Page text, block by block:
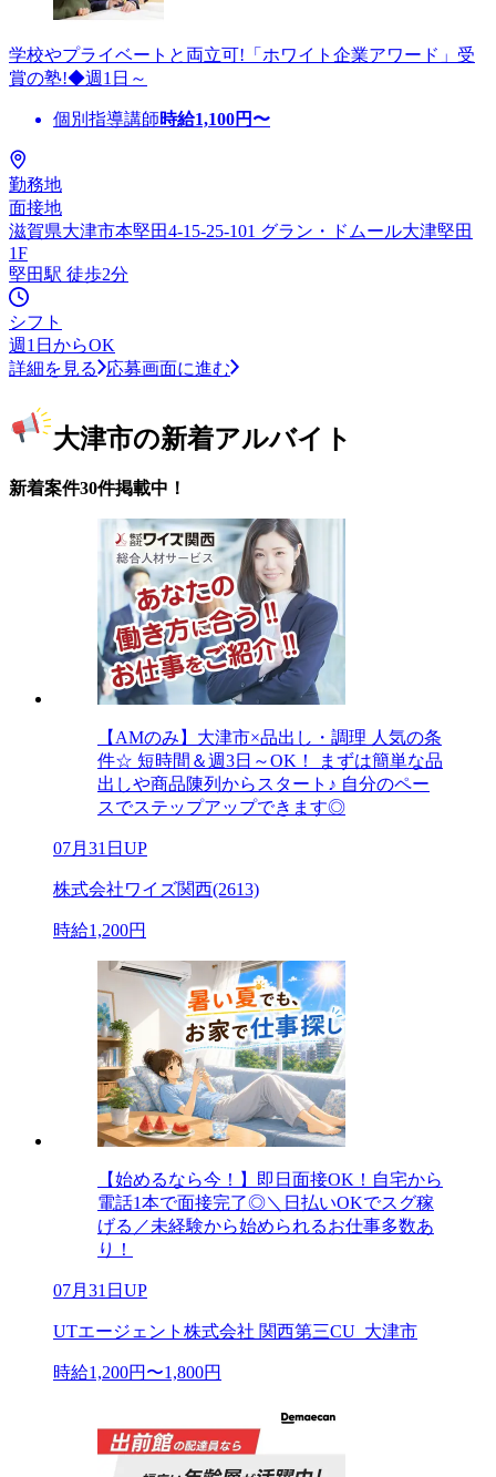
学校やプライベートと両立可!「ホワイト企業アワード」受
賞の塾!◆週1日～
個別指導講師時給1,100円〜
勤務地
面接地
滋賀県大津市本堅田4-15-25-101 グラン・ドムール大津堅田
1F
堅田駅 徒歩2分
シフト
週1日からOK
詳細を見る
応募画面に進む
大津市の新着アルバイト
新着案件30件掲載中！
【AMのみ】大津市×品出し・調理 人気の条
件☆ 短時間＆週3日～OK！ まずは簡単な品
出しや商品陳列からスタート♪ 自分のペー
スでステップアップできます◎
07月31日UP
株式会社ワイズ関西(2613)
時給1,200円
【始めるなら今！】即日面接OK！自宅から
電話1本で面接完了◎＼日払いOKでスグ稼
げる／未経験から始められるお仕事多数あ
り！
07月31日UP
UTエージェント株式会社 関西第三CU_大津市
時給1,200円〜1,800円